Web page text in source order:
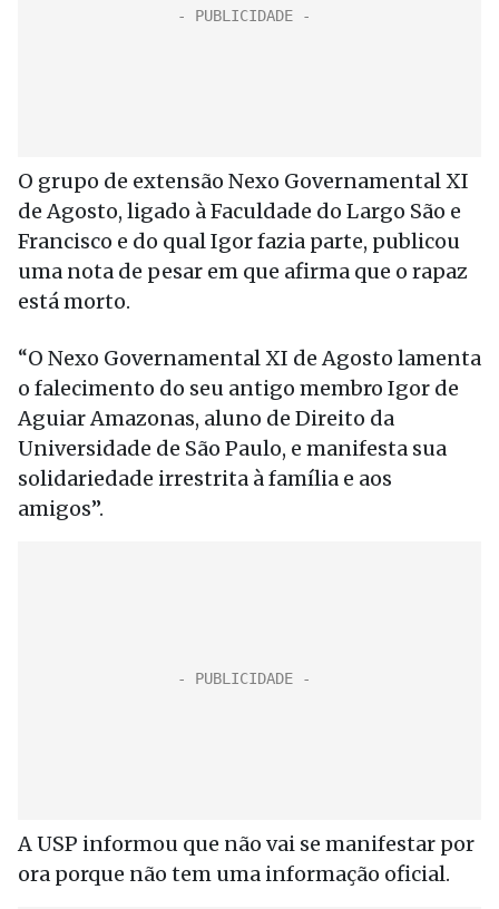
O grupo de extensão Nexo Governamental XI
de Agosto, ligado à Faculdade do Largo São e
Francisco e do qual Igor fazia parte, publicou
uma nota de pesar em que afirma que o rapaz
está morto.
“O Nexo Governamental XI de Agosto lamenta
o falecimento do seu antigo membro Igor de
Aguiar Amazonas, aluno de Direito da
Universidade de São Paulo, e manifesta sua
solidariedade irrestrita à família e aos
amigos”.
A USP informou que não vai se manifestar por
ora porque não tem uma informação oficial.